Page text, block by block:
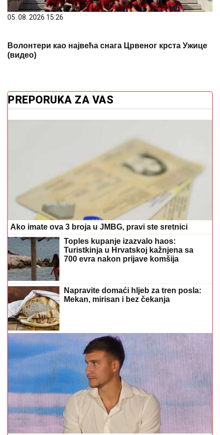
05. 08. 2026 15:26
Волонтери као највећа снага Црвеног крста Ужице
(видео)
PREPORUKA ZA VAS
Ako imate ova 3 broja u JMBG, pravi ste sretnici
Toples kupanje izazvalo haos:
Turistkinja u Hrvatskoj kažnjena sa
700 evra nakon prijave komšija
Napravite domaći hljeb za tren posla:
Mekan, mirisan i bez čekanja